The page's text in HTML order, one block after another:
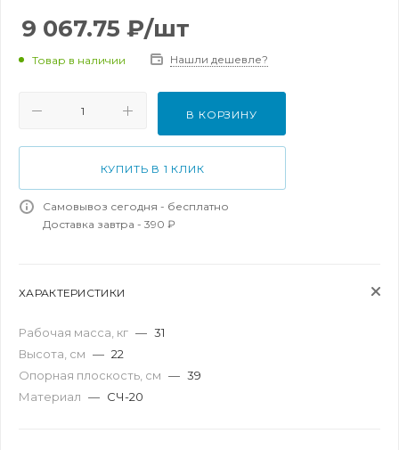
9 067.75 ₽/шт
Товар в наличии Нашли дешевле?
В КОРЗИНУ
КУПИТЬ В 1 КЛИК
Самовывоз сегодня - бесплатно
Доставка завтра - 390 ₽
ХАРАКТЕРИСТИКИ
Рабочая масса, кг — 31
Высота, см — 22
Опорная плоскость, см — 39
Материал — СЧ-20